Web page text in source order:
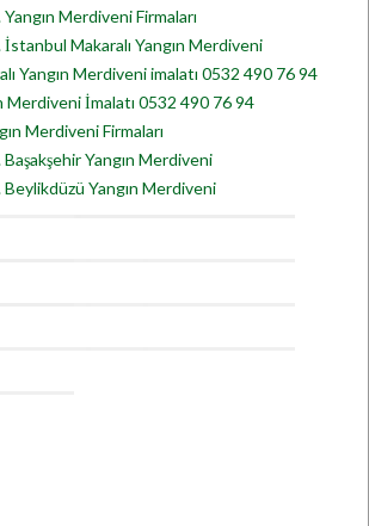
Merdiveni Firmaları
Makaralı Yangın Merdiveni
Yangın Merdiveni imalatı 0532 490 76 94
Merdiveni İmalatı 0532 490 76 94
Merdiveni Firmaları
Yangın Merdiveni
Yangın Merdiveni